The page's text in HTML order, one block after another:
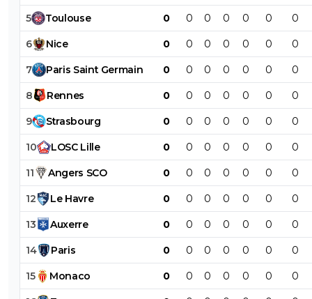
5 Toulouse 0 0 0 0 0 0 0
6 Nice 0 0 0 0 0 0 0
7 Paris Saint Germain 0 0 0 0 0 0 0
8 Rennes 0 0 0 0 0 0 0
9 Strasbourg 0 0 0 0 0 0 0
10 LOSC Lille 0 0 0 0 0 0 0
11 Angers SCO 0 0 0 0 0 0 0
12 Le Havre 0 0 0 0 0 0 0
13 Auxerre 0 0 0 0 0 0 0
14 Paris 0 0 0 0 0 0 0
15 Monaco 0 0 0 0 0 0 0